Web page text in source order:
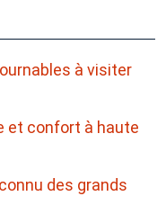
à visiter
et confort à haute
des grands